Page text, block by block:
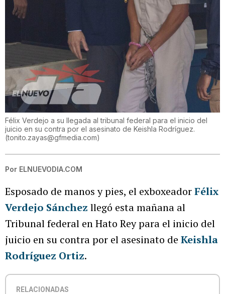
Félix Verdejo a su llegada al tribunal federal para el inicio del
juicio en su contra por el asesinato de Keishla Rodríguez.
(tonito.zayas@gfmedia.com)
Por ELNUEVODIA.COM
Esposado de manos y pies, el exboxeadorFélix
Verdejo Sánchez llegó esta mañana al
Tribunal federal en Hato Rey para el inicio del
juicio en su contra por el asesinato de Keishla
Rodríguez Ortiz.
RELACIONADAS